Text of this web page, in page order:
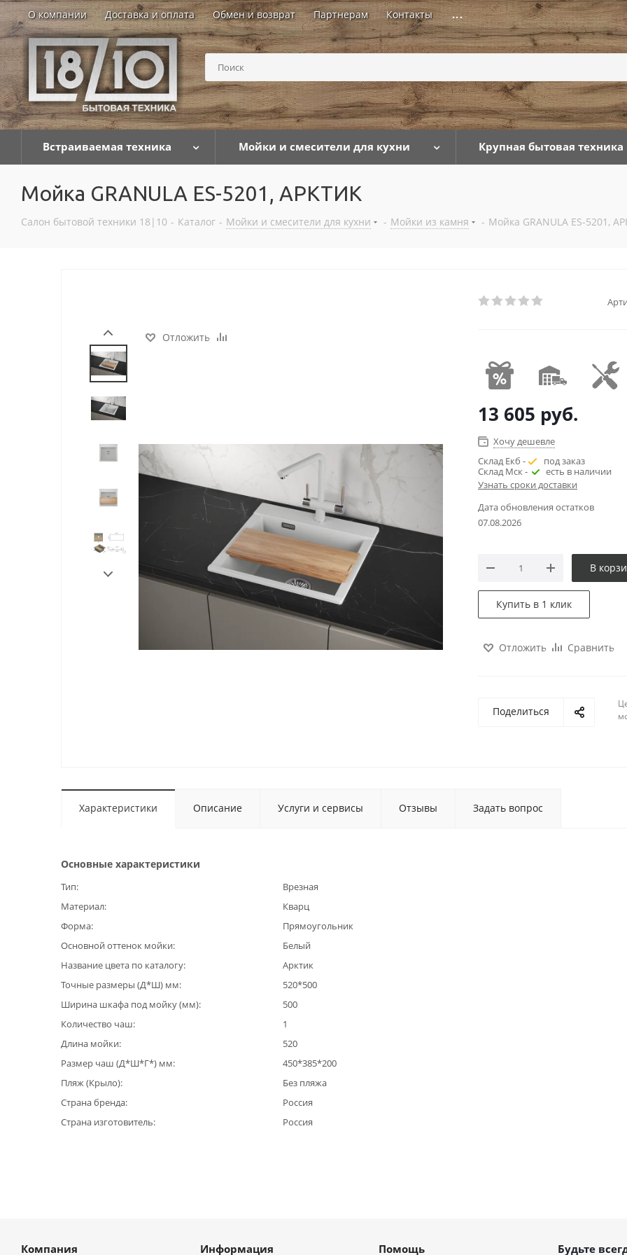
О компании Доставка и оплата Обмен и возврат Партнерам Контакты ...
Встраиваемая техника Мойки и смесители для кухни Крупная бытовая техника
Мойка GRANULA ES-5201, АРКТИК
Салон бытовой техники 18|10 - Каталог - Мойки и смесители для кухни - Мойки из камня - Мойка GRANULA ES-5201,
Отложить
13 605 руб.
Хочу дешевле
Склад Екб -
под заказ
Склад Мск -
есть в наличии
Узнать сроки доставки
Дата обновления остатков
07.08.2026
В
Купить в 1 клик
Отложить Сравнить
Поделиться
Характеристики Описание Услуги и сервисы Отзывы Задать вопрос
Основные характеристики
Тип
Врезная
Материал
Кварц
Форма
Прямоугольник
Основной оттенок мойки
Белый
Название цвета по каталогу
Арктик
Точные размеры (Д*Ш) мм
520*500
Ширина шкафа под мойку (мм)
500
Количество чаш
1
Длина мойки
520
Размер чаш (Д*Ш*Г*) мм
450*385*200
Пляж (Крыло)
Без пляжа
Страна бренда
Россия
Страна изготовитель
Россия
Компания Информация Помощь Будьте